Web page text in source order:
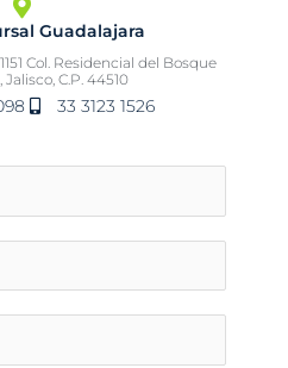
Guadalajara
Col. Residencial del Bosque
C.P. 44510
33 3123 1526